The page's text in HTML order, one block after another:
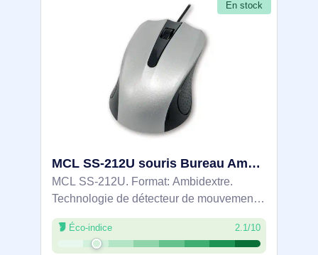
En stock
MCL SS-212U souris Bureau Ambidextre USB Type-A Optique 1200 DPI
MCL SS-212U. Format: Ambidextre.
Technologie de détecteur de mouvement:
Optique, Interface de l'appareil: USB Type-
A, Résolution en mouvement: 1200 DPI,
Type de boutons: Boutons poussoirs,
Éco-indice 2.1/10